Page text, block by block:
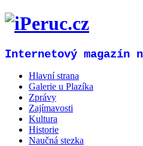
Internetový magazín
Hlavní strana
Galerie u Plazíka
Zprávy
Zajímavosti
Kultura
Historie
Naučná stezka